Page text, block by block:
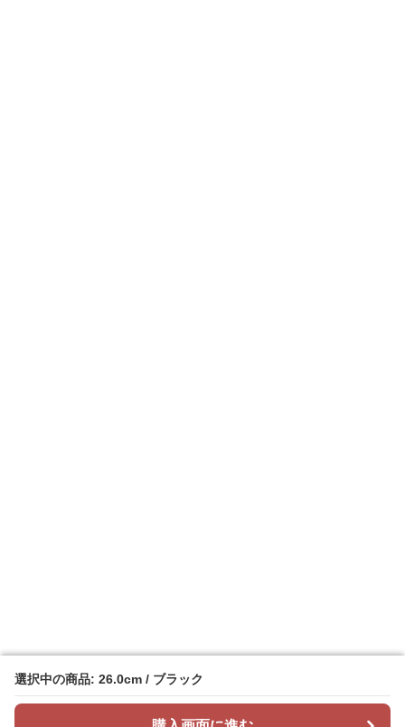
選択中の商品: 26.0cm / ブラック
選択中の商品: 26.0cm / ブラック